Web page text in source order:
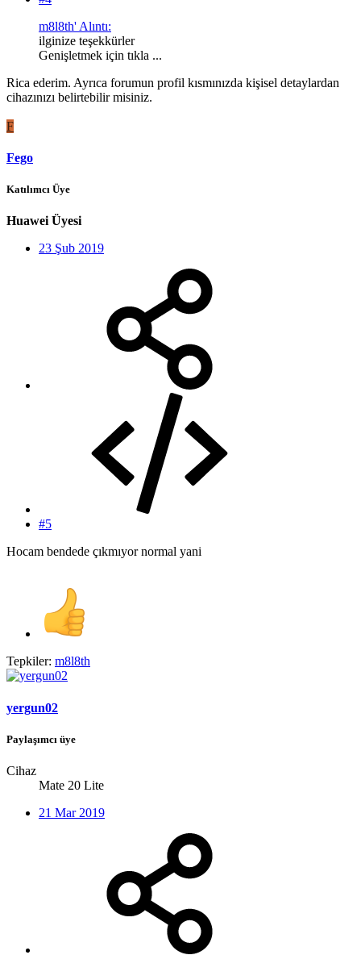
m8l8th' Alıntı:
ilginize teşekkürler
Genişletmek için tıkla ...
Rica ederim. Ayrıca forumun profil kısmınızda kişisel detaylardan
cihazınızı belirtebilir misiniz.
F
Fego
Katılımcı Üye
Huawei Üyesi
23 Şub 2019
#5
Hocam bendede çıkmıyor normal yani
Tepkiler: m8l8th
yergun02
Paylaşımcı üye
Cihaz
Mate 20 Lite
21 Mar 2019